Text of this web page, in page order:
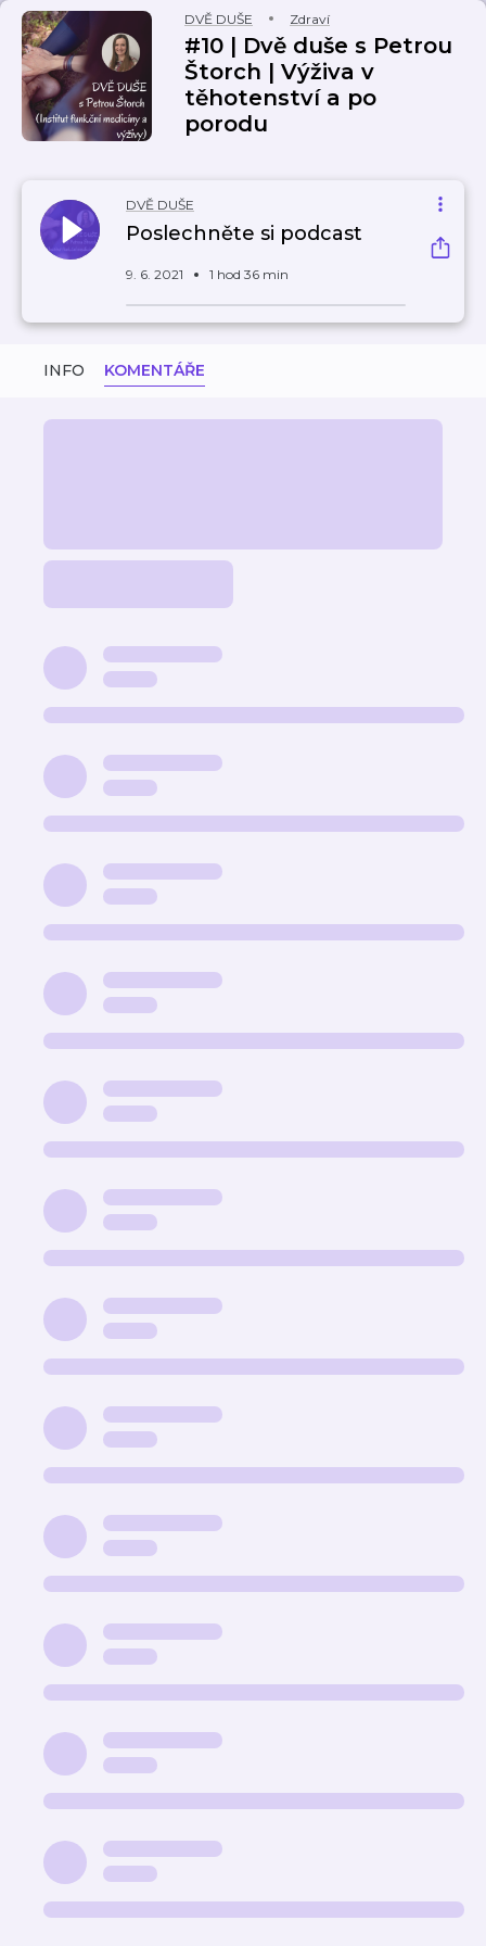
DVĚ DUŠE Zdraví
#10 | Dvě duše s Petrou
Štorch | Výživa v
těhotenství a po
porodu
DVĚ DUŠE
Poslechněte si podcast
9. 6. 2021 1 hod 36 min
INFO KOMENTÁŘE